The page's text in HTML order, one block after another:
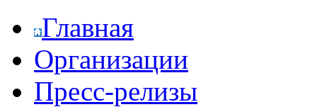
Главная
Организации
Пресс-релизы